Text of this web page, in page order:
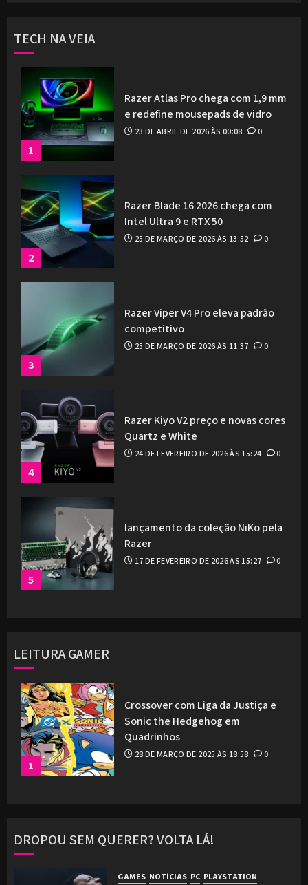
TECH NA VEIA
1
Razer Atlas Pro chega com 1,9 mm
e redefine mousepads de vidro
23 DE ABRIL DE 2026 ÀS 00:08 0
2
Razer Blade 16 2026 chega com
Intel Ultra 9 e RTX 50
25 DE MARÇO DE 2026 ÀS 13:52 0
3
Razer Viper V4 Pro eleva padrão
competitivo
25 DE MARÇO DE 2026 ÀS 11:37 0
4
Razer Kiyo V2 preço e novas cores
Quartz e White
24 DE FEVEREIRO DE 2026 ÀS 15:24 0
5
lançamento da coleção NiKo pela
Razer
17 DE FEVEREIRO DE 2026 ÀS 15:27 0
LEITURA GAMER
1
Crossover com Liga da Justiça e
Sonic the Hedgehog em
Quadrinhos
28 DE MARÇO DE 2025 ÀS 18:58 0
DROPOU SEM QUERER? VOLTA LÁ!
GAMES NOTÍCIAS PC PLAYSTATION